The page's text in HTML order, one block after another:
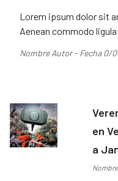
Lorem ipsum dolor sit
Aenean commodo
Nombre Autor - Fecha 0/
en
a